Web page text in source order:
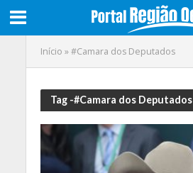
Início »#Camara dos Deputados
Tag -#Camara dos Deputados